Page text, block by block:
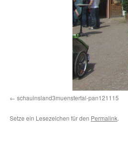
schauinsland3muenstertal-pan121115
Setze ein Lesezeichen für den Permalink.